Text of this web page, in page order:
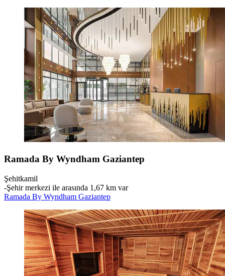
Ramada By Wyndham Gaziantep
Şehitkamil
‐Şehir merkezi ile arasında 1,67 km var
Ramada By Wyndham Gaziantep